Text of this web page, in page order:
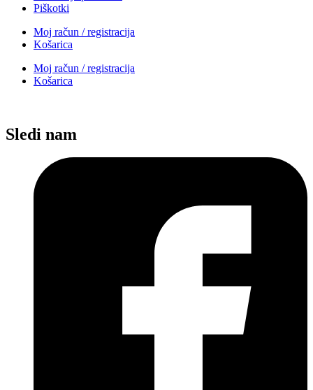
Piškotki
Moj račun / registracija
Košarica
Moj račun / registracija
Košarica
Sledi nam